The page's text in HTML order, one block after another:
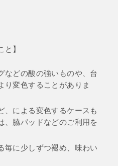
】
などの酸の強いものや、台
り変色することがありま
、による変色するケースも
、脇パッドなどのご利用を
毎に少しずつ褪め、味わい